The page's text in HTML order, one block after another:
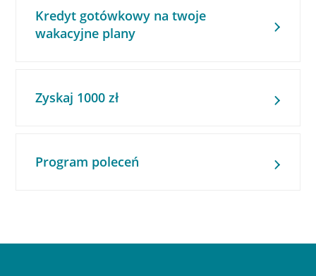
Kredyt gotówkowy na twoje
wakacyjne plany
Zyskaj 1000 zł
Program poleceń